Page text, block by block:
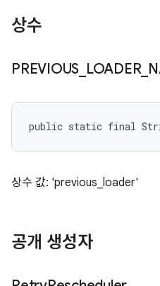
상수
PREVIOUS LOADER_
public static final String
상수 값: 'previous_loader'
공개 생성자